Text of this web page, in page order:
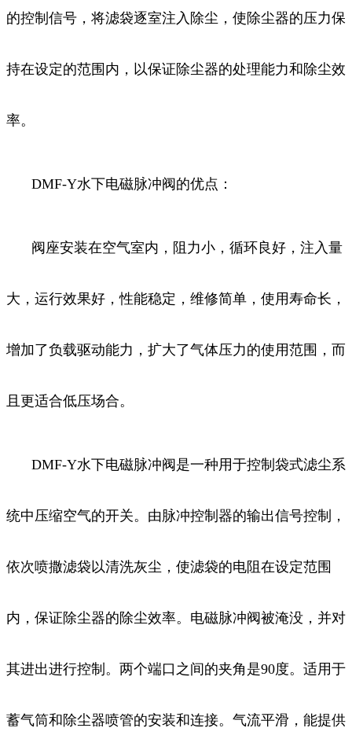
的控制信号，将滤袋逐室注入除尘，使除尘器的压力保
持在设定的范围内，以保证除尘器的处理能力和除尘效
率。
DMF-Y水下电磁脉冲阀的优点：
阀座安装在空气室内，阻力小，循环良好，注入量
大，运行效果好，性能稳定，维修简单，使用寿命长，
增加了负载驱动能力，扩大了气体压力的使用范围，而
且更适合低压场合。
DMF-Y水下电磁脉冲阀是一种用于控制袋式滤尘系
统中压缩空气的开关。由脉冲控制器的输出信号控制，
依次喷撒滤袋以清洗灰尘，使滤袋的电阻在设定范围
内，保证除尘器的除尘效率。电磁脉冲阀被淹没，并对
其进出进行控制。两个端口之间的夹角是90度。适用于
蓄气筒和除尘器喷管的安装和连接。气流平滑，能提供